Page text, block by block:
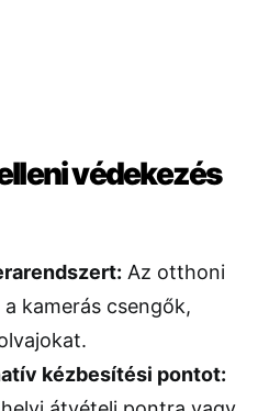
védekezés
Az otthoni
kamerás csengők,
kézbesítési pontot: